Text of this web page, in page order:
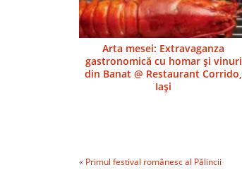
Arta mesei: Extravaganza
gastronomică cu homar şi vinuri
din Banat @ Restaurant Corrido,
Iaşi
« Primul festival românesc al Pălincii